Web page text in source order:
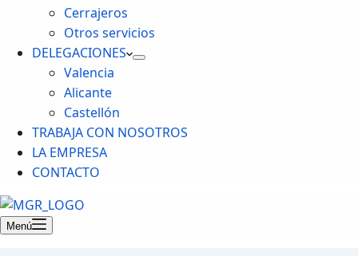
Cerrajeros
Otros servicios
DELEGACIONES
Valencia
Alicante
Castellón
TRABAJA CON NOSOTROS
LA EMPRESA
CONTACTO
Menú